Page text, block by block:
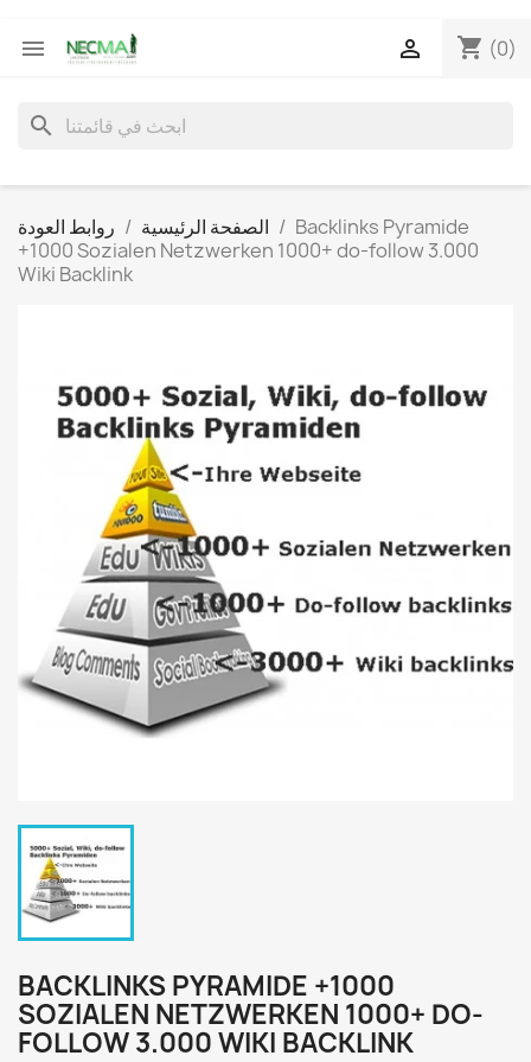
 shopping_cart (0)

search
الصفحة الرئيسية روابط العودة
Backlinks Pyramide
+1000 Sozialen Netzwerken 1000+ do-follow 3.000
Wiki Backlink
BACKLINKS PYRAMIDE +1000
SOZIALEN NETZWERKEN 1000+ DO-
FOLLOW 3.000 WIKI BACKLINK